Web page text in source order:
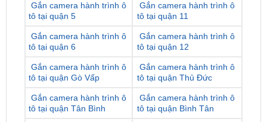
Gắn camera hành trình ô
tô tại quận 6
Gắn camera hành trình ô
tô tại quận 12
Gắn camera hành trình ô
tô tại quận Gò Vấp
Gắn camera hành trình ô
tô tại quận Thủ Đức
Gắn camera hành trình ô
tô tại quận Tân Bình
Gắn camera hành trình ô
tô tại quận Bình Tân
Gắn camera hành trình ô
tô tại quận Phú Nhuận
Gắn camera hành trình ô
tô tại huyện Nhà Bè